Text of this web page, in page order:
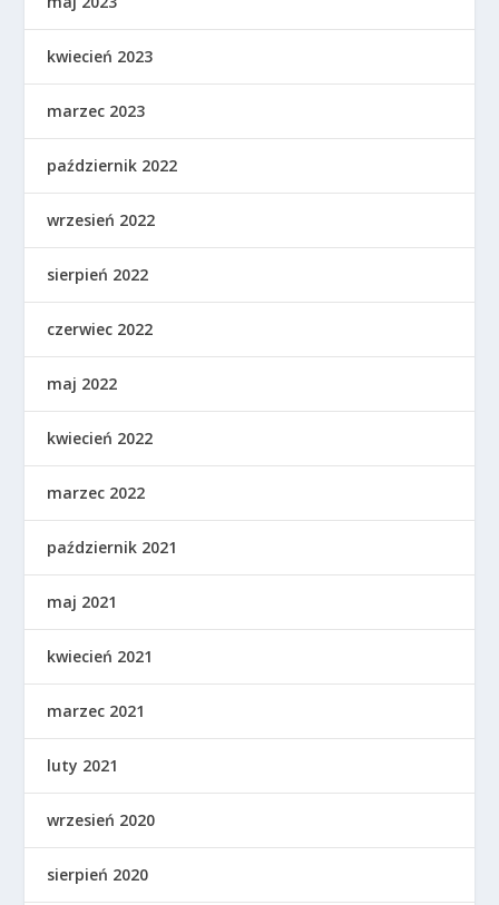
kwiecień 2023
marzec 2023
październik 2022
wrzesień 2022
sierpień 2022
czerwiec 2022
maj 2022
kwiecień 2022
marzec 2022
październik 2021
maj 2021
kwiecień 2021
marzec 2021
luty 2021
wrzesień 2020
sierpień 2020